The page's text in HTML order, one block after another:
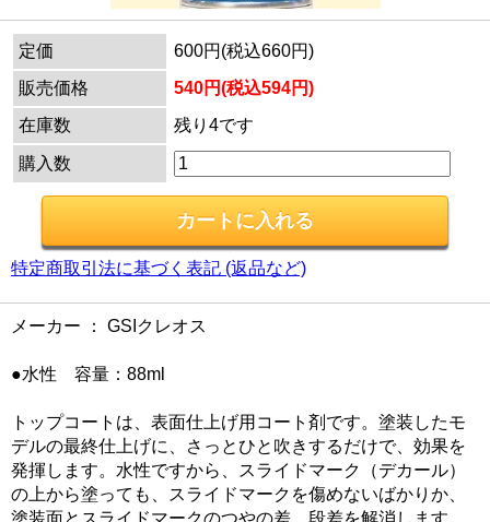
定価
600円(税込660円)
販売価格
540円(税込594円)
在庫数
残り4です
購入数
特定商取引法に基づく表記 (返品など)
メーカー ： GSIクレオス
●水性 容量：88ml
トップコートは、表面仕上げ用コート剤です。塗装したモ
デルの最終仕上げに、さっとひと吹きするだけで、効果を
発揮します。水性ですから、スライドマーク（デカール）
の上から塗っても、スライドマークを傷めないばかりか、
塗装面とスライドマークのつやの差、段差を解消します。